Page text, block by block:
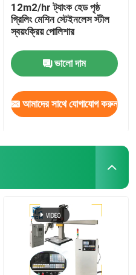
12m2/hr ট্যাংক হেড পৃষ্ঠ
গ্রিলিং মেশিন স্টেইনলেস স্টীল
স্বয়ংক্রিয় পোলিশার
ভালো দাম
আমাদের সাথে যোগাযোগ করুন